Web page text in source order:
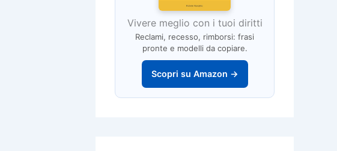
Vivere meglio con i tuoi diritti
Reclami, recesso, rimborsi: frasi
pronte e modelli da copiare.
Scopri su Amazon →